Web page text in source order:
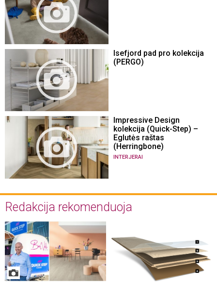
Isefjord pad pro kolekcija
(PERGO)
Impressive Design
kolekcija (Quick-Step) –
Eglutės raštas
(Herringbone)
INTERJERAI
Redakcija rekomenduoja